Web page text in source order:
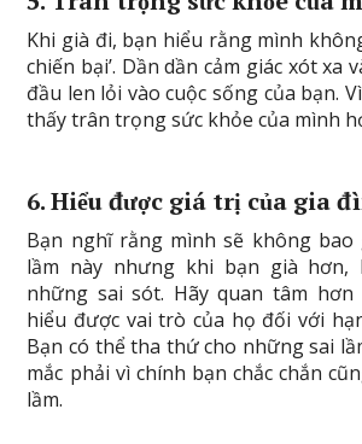
Khi già đi, bạn hiểu rằng mình
chiến bại’. Dần dần cảm giác xót xa
đầu len lỏi vào cuộc sống của bạn.
thấy trân trọng sức khỏe của mình
6. Hiểu được giá trị của gia
Bạn nghĩ rằng mình sẽ không bao
lầm này nhưng khi bạn già hơn,
những sai sót. Hãy quan tâm
hiểu được vai trò của họ đối với
Bạn có thể tha thứ cho những sai
mắc phải vì chính bạn chắc chắn
lầm.